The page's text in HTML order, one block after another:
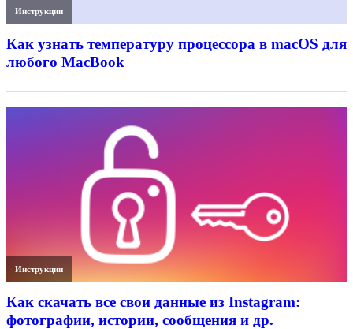
Инструкции
Как узнать температуру процессора в macOS для
любого MacBook
Инструкции
Как скачать все свои данные из Instagram:
фотографии, истории, сообщения и др.